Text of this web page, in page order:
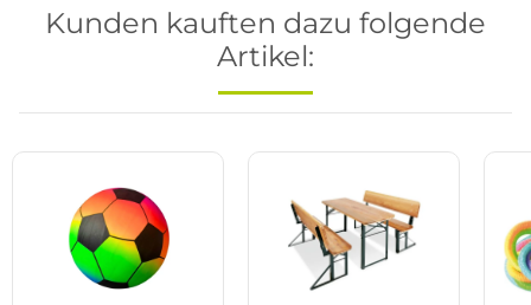
Kunden kauften dazu folgende
Artikel: